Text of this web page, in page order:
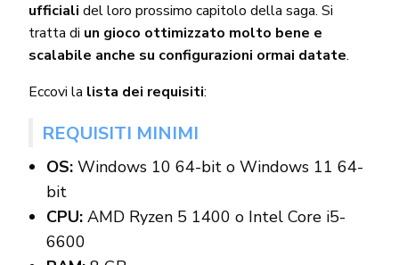
ufficiali del loro prossimo capitolo della saga. Si
tratta di un gioco ottimizzato molto bene e
scalabile anche su configurazioni ormai datate.
Eccovi la lista dei requisiti:
REQUISITI MINIMI
OS:Windows 10 64-bit o Windows 11 64-
bit
CPU:AMD Ryzen 5 1400 o Intel Core i5-
6600